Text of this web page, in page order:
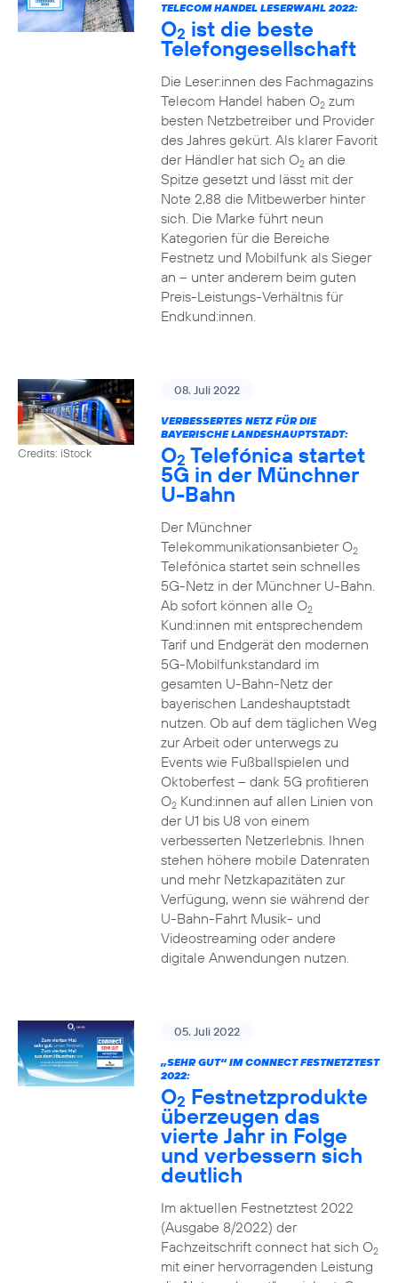
TELECOM HANDEL LESERWAHL 2022:
O2 ist die beste
Telefongesellschaft
Die Leser:innen des Fachmagazins
Telecom Handel haben O2zum
besten Netzbetreiber und Provider
des Jahres gekürt. Als klarer Favorit
der Händler hat sich O2an die
Spitze gesetzt und lässt mit der
Note 2,88 die Mitbewerber hinter
sich. Die Marke führt neun
Kategorien für die Bereiche
Festnetz und Mobilfunk als Sieger
an – unter anderem beim guten
Preis-Leistungs-Verhältnis für
Endkund:innen.
Credits: iStock
08. Juli 2022
VERBESSERTES NETZ FÜR DIE
BAYERISCHE LANDESHAUPTSTADT:
O2 Telefónica startet
5G in der Münchner
U-Bahn
Der Münchner
Telekommunikationsanbieter O2
Telefónica startet sein schnelles
5G-Netz in der Münchner U-Bahn.
Ab sofort können alle O2
Kund:innen mit entsprechendem
Tarif und Endgerät den modernen
5G-Mobilfunkstandard im
gesamten U-Bahn-Netz der
bayerischen Landeshauptstadt
nutzen. Ob auf dem täglichen Weg
zur Arbeit oder unterwegs zu
Events wie Fußballspielen und
Oktoberfest – dank 5G profitieren
O2Kund:innen auf allen Linien von
der U1 bis U8 von einem
verbesserten Netzerlebnis. Ihnen
stehen höhere mobile Datenraten
und mehr Netzkapazitäten zur
Verfügung, wenn sie während der
U-Bahn-Fahrt Musik- und
Videostreaming oder andere
digitale Anwendungen nutzen.
05. Juli 2022
„SEHR GUT“ IM CONNECT FESTNETZTEST
2022:
O2 Festnetzprodukte
überzeugen das
vierte Jahr in Folge
und verbessern sich
deutlich
Im aktuellen Festnetztest 2022
(Ausgabe 8/2022) der
Fachzeitschrift connect hat sich O2
mit einer hervorragenden Leistung